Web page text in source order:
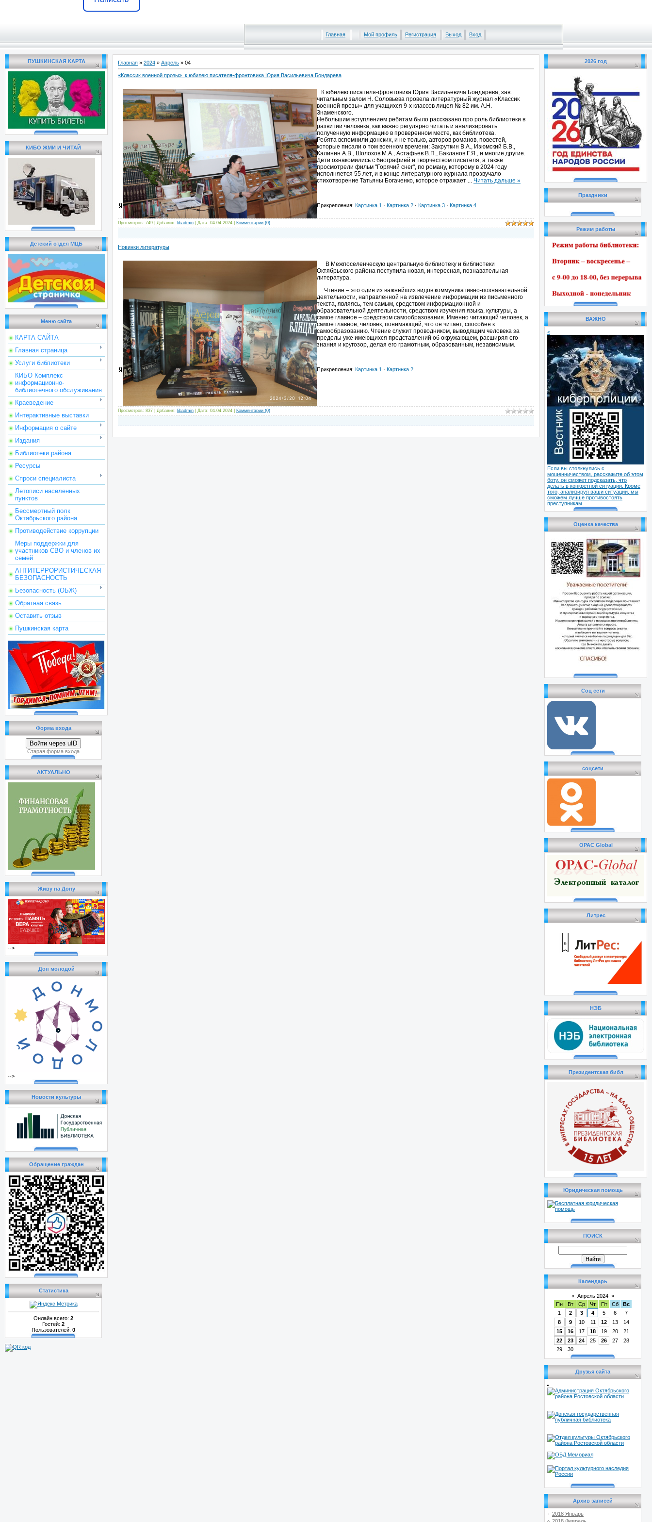
Главная Мой профиль Регистрация Выход Вход
ПУШКИНСКАЯ КАРТА
КИБО ЖМИ И ЧИТАЙ
Детский отдел МЦБ
Меню сайта
КАРТА САЙТА
Главная страница
Услуги библиотеки
КИБО Комплекс
информационно-
библиотечного обслуживания
Краеведение
Интерактивные выставки
Информация о сайте
Издания
Библиотеки района
Ресурсы
Спроси специалиста
Летописи населенных
пунктов
Бессмертный полк
Октябрьского района
Противодействие коррупции
Меры поддержки для
участников СВО и членов их
семей
АНТИТЕРРОРИСТИЧЕСКАЯ
БЕЗОПАСНОСТЬ
Безопасность (ОБЖ)
Обратная связь
Оставить отзыв
Пушкинская карта
Форма входа
Войти через uID
Старая форма входа
АКТУАЛЬНО
Живу на Дону
-->
Дон молодой
-->
Новости культуры
Обращение граждан
Статистика
Онлайн всего: 2
Гостей: 2
Пользователей: 0
Главная » 2024 » Апрель » 04
«Классик военной прозы» к юбилею писателя-фронтовика Юрия Васильевича Бондарева
К юбилею писателя-фронтовика Юрия Васильевича Бондарева, зав.
читальным залом Н. Соловьева провела литературный журнал «Классик
военной прозы» для учащихся 9-х классов лицея № 82 им. А.Н.
Знаменского.
Небольшим вступлением ребятам было рассказано про роль библиотеки в
развитии человека, как важно регулярно читать и анализировать
полученную информацию в проверенном месте, как библиотека.
Ребята вспомнили донских, и не только, авторов романов, повестей,
которые писали о том военном времени: Закруткин В.А., Изюмский Б.В.,
Калинин А.В., Шолохов М.А., Астафьев В.П., Бакланов Г.Я., и многие другие.
Дети ознакомились с биографией и творчеством писателя, а также
просмотрели фильм "Горячий снег", по роману, которому в 2024 году
исполняется 55 лет, и в конце литературного журнала прозвучало
стихотворение Татьяны Богаченко, которое отражает
Читать дальше »
Прикрепления: Картинка 1 · Картинка 2 · Картинка 3 · Картинка 4
Просмотров: 749 | Добавил: libadmin | Дата: 04.04.2024 Комментарии (0)
Новинки литературы
В Межпоселенческую центральную библиотеку и библиотеки
Октябрьского района поступила новая, интересная, познавательная
литература.
Чтение – это один из важнейших видов коммуникативно-познавательной
деятельности, направленной на извлечение информации из письменного
текста, являясь, тем самым, средством информационной и
образовательной деятельности, средством изучения языка, культуры, а
самое главное – средством самообразования. Именно читающий человек, а
самое главное, человек, понимающий, что он читает, способен к
самообразованию. Чтение служит проводником, выводящим человека за
пределы уже имеющихся представлений об окружающем, расширяя его
знания и кругозор, делая его грамотным, образованным, независимым.
Прикрепления: Картинка 1 · Картинка 2
Просмотров: 837 | Добавил: libadmin | Дата: 04.04.2024 Комментарии (0)
2026 год
Праздники
Режим работы
ВАЖНО
<
Если вы столкнулись с
мошенничеством, расскажите об этом
боту, он сможет подсказать, что
делать в конкретной ситуации. Кроме
того, анализируя ваши ситуации, мы
сможем лучше противостоять
преступникам
Оценка качества
Соц сети
соцсети
OPAC Global
Литрес
НЭБ
Президентская библ
Юридическая помощь
ПОИСК
Календарь
« Апрель 2024 »
Пн
Вт Ср Чт Пт Сб
Вс
1
2 3 4 5 6
7
8
9 10 11 12 13
14
15
16 17 18 19 20
21
22
23 24 25 26 27
28
29
30
Друзья сайта
Архив записей
2018 Январь